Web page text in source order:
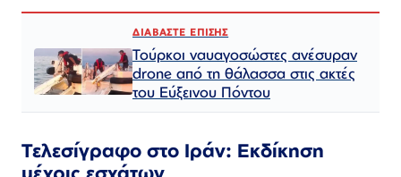
ΔΙΑΒΑΣΤΕ ΕΠΙΣΗΣ
Τούρκοι ναυαγοσώστες ανέσυραν
drone από τη θάλασσα στις ακτές
του Εύξεινου Πόντου
Τελεσίγραφο στο Ιράν: Εκδίκηση
μέχρις εσχάτων